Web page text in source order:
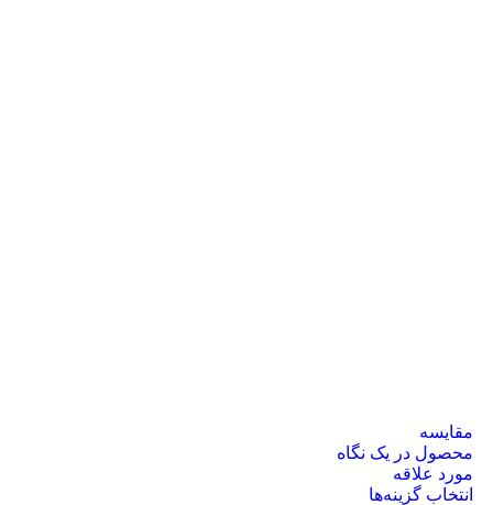
مقایسه
محصول در یک نگاه
مورد علاقه
انتخاب گزینه‌ها